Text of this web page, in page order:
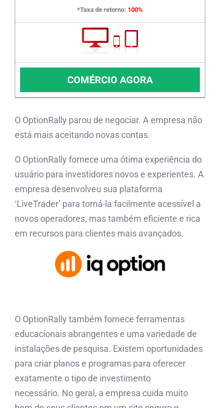
*Taxa de retorno: 100%
COMÉRCIO AGORA
O OptionRally parou de negociar. A empresa não
está mais aceitando novas contas.
O OptionRally fornece uma ótima experiência do
usuário para investidores novos e experientes. A
empresa desenvolveu sua plataforma
‘LiveTrader’ para torná-la facilmente acessível a
novos operadores, mas também eficiente e rica
em recursos para clientes mais avançados.
O OptionRally também fornece ferramentas
educacionais abrangentes e uma variedade de
instalações de pesquisa. Existem oportunidades
para criar planos e programas para oferecer
exatamente o tipo de investimento
necessário. No geral, a empresa cuida muito